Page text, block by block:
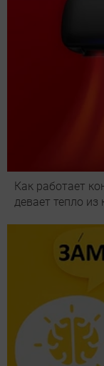
Как работает
девает тепло